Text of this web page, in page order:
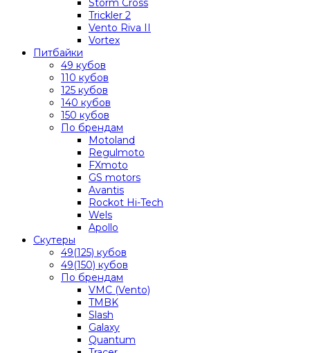
Storm Cross
Trickler 2
Vento Riva II
Vortex
Питбайки
49 кубов
110 кубов
125 кубов
140 кубов
150 кубов
По брендам
Motoland
Regulmoto
FXmoto
GS motors
Avantis
Rockot Hi-Tech
Wels
Apollo
Скутеры
49(125) кубов
49(150) кубов
По брендам
VMC (Vento)
TMBK
Slash
Galaxy
Quantum